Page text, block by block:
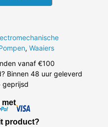
, Waaiers
vanaf €100
Binnen 48 uur geleverd
met
product?